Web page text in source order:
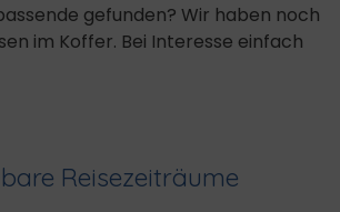
gefunden? Wir haben noch
im Koffer. Bei Interesse einfach
Reisezeiträume